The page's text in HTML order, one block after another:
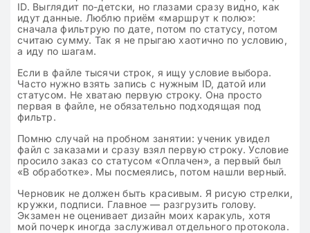
ID. Выглядит по-детски, но глазами сразу видно, как
идут данные. Люблю приём «маршрут к полю»:
сначала фильтрую по дате, потом по статусу, потом
считаю сумму. Так я не прыгаю хаотично по условию,
а иду по шагам.
Если в файле тысячи строк, я ищу условие выбора.
Часто нужно взять запись с нужным ID, датой или
статусом. Не хватаю первую строку. Она просто
первая в файле, не обязательно подходящая под
фильтр.
Помню случай на пробном занятии: ученик увидел
файл с заказами и сразу взял первую строку. Условие
просило заказ со статусом «Оплачен», а первый был
«В обработке». Мы посмеялись, потом нашли верный.
Черновик не должен быть красивым. Я рисую стрелки,
кружки, подписи. Главное — разгрузить голову.
Экзамен не оценивает дизайн моих каракуль, хотя
мой почерк иногда заслуживал отдельного протокола.